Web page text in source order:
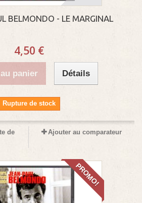
BELMONDO - LE MARGINAL
4,50 €
panier Détails
Rupture de stock
de
Ajouter au comparateur
PROMO!